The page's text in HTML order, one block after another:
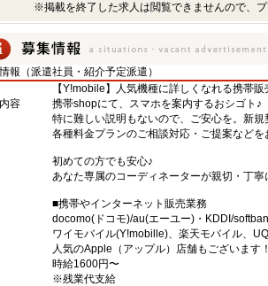
※掲載を終了した求人は閲覧できませんので、
報（派遣社員・紹介予定派遣）
【Y!mobile】人気機種に詳しくなれる携帯販
容
携帯shopにて、スマホを案内するおシゴト♪
特に難しい説明もないので、ご安心を。新規
各種料金プランのご相談対応・ご提案などを
初めての方でも安心♪
あなた専属のコーディネーターが親切・丁
■携帯やインターネット販売業務
docomo(ドコモ)/au(エーユー)・KDDI/
ワイモバイル(Y!mobille)、楽天モバイル、
人気のApple（アップル）店舗もございます！
時給1600円〜
※残業代支給